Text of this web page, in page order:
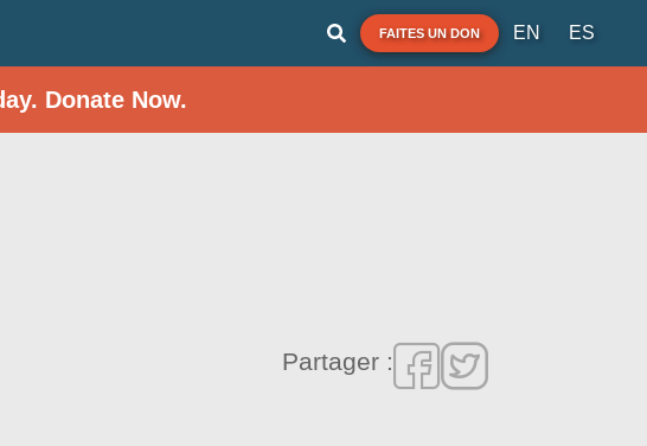
FAITES UN DON EN ES
Donate Now.
Partager :